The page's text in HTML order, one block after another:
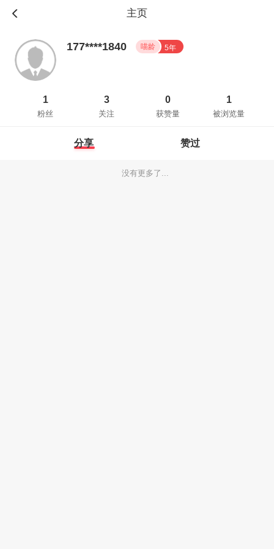
主页
177****1840 喵龄 5年
1
粉丝
3
关注
0
获赞量
1
被浏览量
分享 赞过
没有更多了...